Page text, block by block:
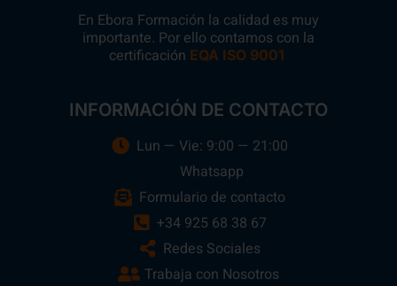
En Ebora Formación la calidad es muy
importante. Por ello contamos con la
certificación EQA ISO 9001
INFORMACIÓN DE CONTACTO
Lun — Vie: 9:00 — 21:00
Whatsapp
Formulario de contacto
+34 925 68 38 67
Redes Sociales
Trabaja con Nosotros